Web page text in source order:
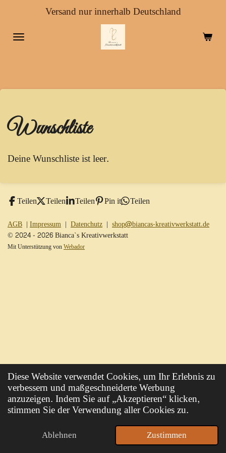
Diese Website verwendet Cookies, um Ihr Erlebnis zu
verbessern und maßgeschneiderte Werbung
anzuzeigen. Indem Sie auf „Akzeptieren“ klicken,
stimmen Sie der Verwendung aller Cookies zu.
Ablehnen Zustimmen
springen
Versand nur innerhalb Deutschland
Wunschliste
Deine Wunschliste ist leer.
Teilen Teilen Teilen Pin it Teilen
AGB | Impressum | Datenchutz | shop@biancas-kreativwerkstatt.de
© 2024 - 2026 Bianca`s Kreativwerkstatt
Mit Unterstützung vonWebador
E-Mail WhatsApp